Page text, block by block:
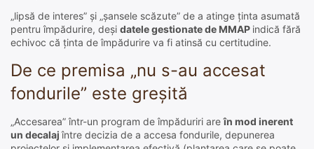
„lipsă de interes” și „șansele scăzute” de a atinge ținta asumată
pentru împădurire, deși datele gestionate de MMAP indică fără
echivoc că ținta de împădurire va fi atinsă cu certitudine.
De ce premisa „nu s-au accesat
fondurile” este greșită
„Accesarea” într-un program de împăduriri areîn mod inerent
un decalajîntre decizia de a accesa fondurile, depunerea